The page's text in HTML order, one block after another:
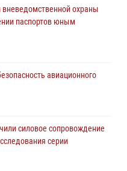
вневедомственной охраны
паспортов юным
авиационного
силовое сопровождение
серии